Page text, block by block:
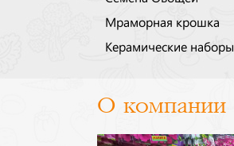
Мраморная крошка
Керамические наборы
О компании